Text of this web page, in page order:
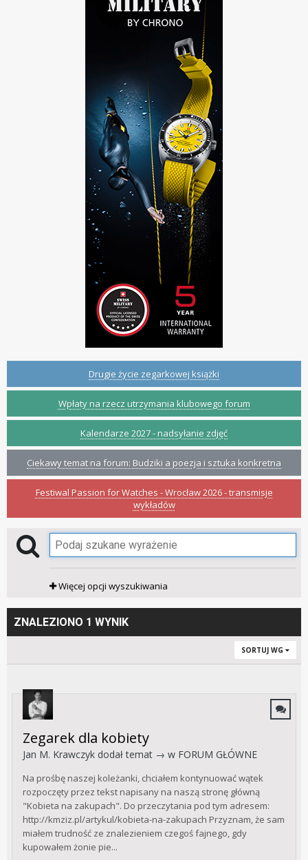
Drugie życie zegarkowej książki
Wpłaty na rzecz utrzymania klubowego forum
Kalendarze 2027 - nadsyłanie zdjęć
Ciekawy temat na forum: Budziki a poezja i sztuka konkretna
Festiwal Passion for Watches - Wrocław 2026 - transmisje
wykładów
Więcej opcji wyszukiwania
ZNALEZIONO 1 WYNIK
SORTUJ WG
Zegarek dla kobiety
Jan M. Krawczyk dodał temat → w FORUM GŁÓWNE
Na prośbę naszej koleżanki, chciałem kontynuować wątek
rozpoczęty przez tekst napisany na naszą stronę główną
"Kobieta na zakupach". Do przeczytania pod tym adresem:
http://kmziz.pl/artykul/kobieta-na-zakupach Przyznam, że sam
miałem trudność ze znalezieniem czegoś fajnego, gdy
kupowałem żonie pie...